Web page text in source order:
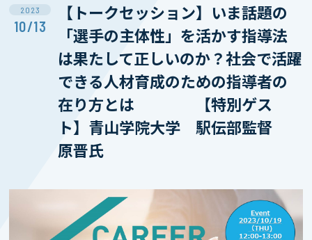
2023
10/13
【トークセッション】いま話題の
「選手の主体性」を活かす指導法
は果たして正しいのか？社会で活躍
できる人材育成のための指導者の
在り方とは 【特別ゲス
ト】青山学院大学 駅伝部監督
原晋氏